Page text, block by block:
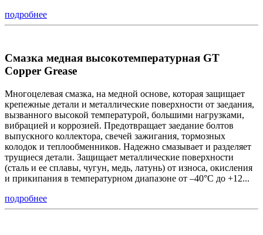
подробнее
Смазка медная высокотемпературная GT
Copper Grease
Многоцелевая смазка, на медной основе, которая защищает
крепежные детали и металлические поверхности от заедания,
вызванного высокой температурой, большими нагрузками,
вибрацией и коррозией. Предотвращает заедание болтов
выпускного коллектора, свечей зажигания, тормозных
колодок и теплообменников. Надежно смазывает и разделяет
трущиеся детали. Защищает металлические поверхности
(сталь и ее сплавы, чугун, медь, латунь) от износа, окисления
и прикипания в температурном диапазоне от –40°С до +12...
подробнее